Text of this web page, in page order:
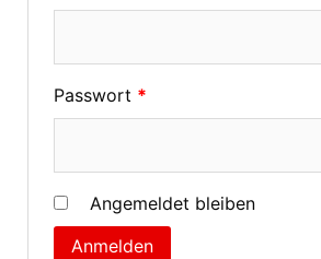
Passwort *
Angemeldet bleiben
Anmelden